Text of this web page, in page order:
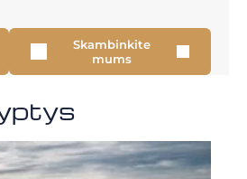
Skambinkite
mums